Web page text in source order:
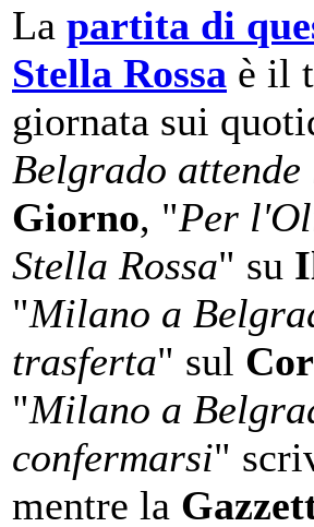
La partita di
Stella Rossa è il
giornata sui
Belgrado
Giorno, "Per
Stella Rossa" su
"Milano a
trasferta" sul
"Milano a
confermarsi"
mentre la